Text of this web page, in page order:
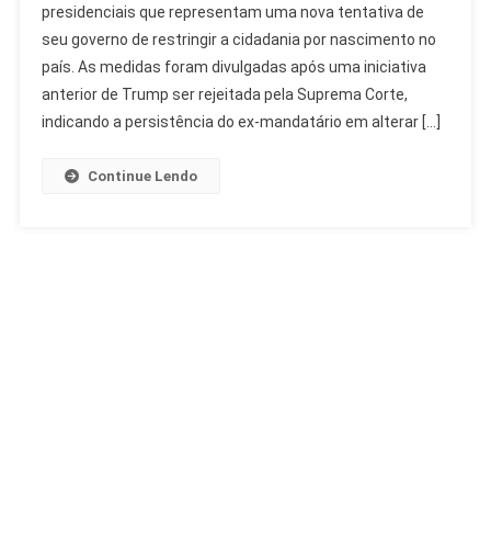
Por
Nascimento
Com
Novos
Decretos
presidenciais que representam uma nova tentativa de
seu governo de restringir a cidadania por nascimento no
país. As medidas foram divulgadas após uma iniciativa
anterior de Trump ser rejeitada pela Suprema Corte,
indicando a persistência do ex-mandatário em alterar […]
Continue Lendo